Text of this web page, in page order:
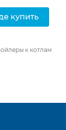
купить
к котлам